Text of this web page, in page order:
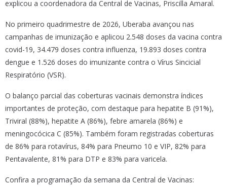
explicou a coordenadora da Central de Vacinas, Priscilla Amaral.
No primeiro quadrimestre de 2026, Uberaba avançou nas
campanhas de imunização e aplicou 2.548 doses da vacina contra
covid-19, 34.479 doses contra influenza, 19.893 doses contra
dengue e 1.526 doses do imunizante contra o Vírus Sincicial
Respiratório (VSR).
O balanço parcial das coberturas vacinais demonstra índices
importantes de proteção, com destaque para hepatite B (91%),
Triviral (88%), hepatite A (86%), febre amarela (86%) e
meningocócica C (85%). Também foram registradas coberturas
de 86% para rotavírus, 84% para Pneumo 10 e VIP, 82% para
Pentavalente, 81% para DTP e 83% para varicela.
Confira a programação da semana da Central de Vacinas: